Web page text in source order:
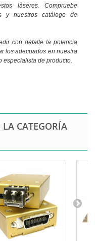
láseres. Compruebe
y nuestros catálogo de
con detalle la potencia
los adecuados en nuestra
especialista de producto.
LA CATEGORÍA